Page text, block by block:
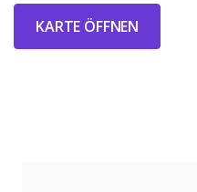
KARTE ÖFFNEN